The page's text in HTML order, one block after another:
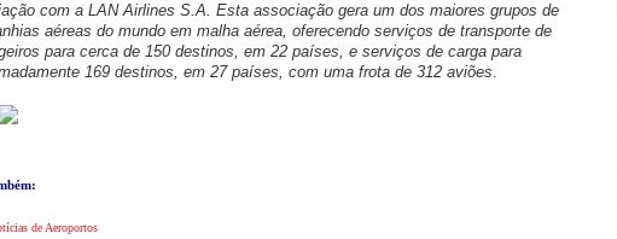
com a LAN Airlines S.A. Esta associação gera um dos maiores grupos de
aéreas do mundo em malha aérea, oferecendo serviços de transporte de
para cerca de 150 destinos, em 22 países, e serviços de carga para
169 destinos, em 27 países, com uma frota de 312 aviões.
de Aeroportos